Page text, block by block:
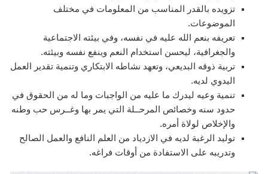
تزويده بالقدر المناسب من المعلومات في مختلف
الموضوعات.
تعريفه بنعم الله عليه في نفسه، وفي بيئته الاجتماعية
والجغرافية، ليحسن استخدام النعم وينفع نفسه وبيئته.
تربية ذوقه البديعي، وتعهد نشاطه الابتكاري وتنمية تقدير العمل
اليدوي لديه.
تنمية وعيه ليدرك ما عليه من الواجبات وما له من الحقوق في
حدود سنه وخصائص المرحــلة التي يمر بها وغــرس حب وطنه
والإخلاص لولاة أمره.
توليد الرغبة لديه في الازدياد من العلم النافع والعمل الصالح
وتدريبه على الاستفادة من أوقات فراغه.